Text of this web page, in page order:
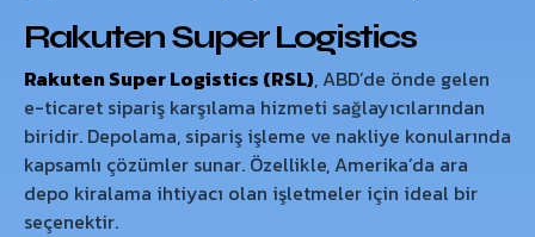
Rakuten Super Logistics
Rakuten Super Logistics (RSL), ABD’de önde gelen
e-ticaret sipariş karşılama hizmeti sağlayıcılarından
biridir. Depolama, sipariş işleme ve nakliye konularında
kapsamlı çözümler sunar. Özellikle, Amerika’da ara
depo kiralama ihtiyacı olan işletmeler için ideal bir
seçenektir.